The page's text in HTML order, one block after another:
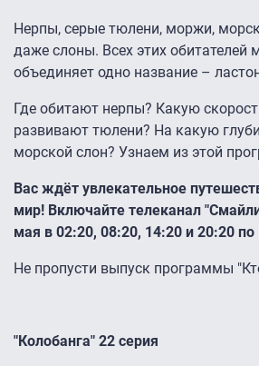
Нерпы, серые тюлени, моржи,
даже слоны. Всех этих обитателей
объединяет одно название –
Где обитают нерпы? Какую
развивают тюлени? На какую
морской слон? Узнаем из этой
Вас ждёт увлекательное
мир! Включайте телеканал
мая в 02:20, 08:20, 14:20 и 20:20
Не пропусти выпуск программы
"Колобанга" 22 серия